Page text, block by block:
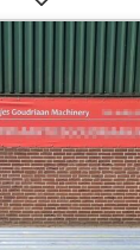
• Sleepslang
lengte`s tot
tegen zeer
koppeling